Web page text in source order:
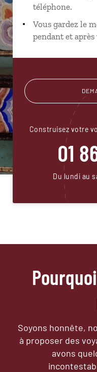
téléphone.
Vous gardez le
pendant et
Construisez votre
01
Du lundi au
Soyons honnête,
à proposer des
avons